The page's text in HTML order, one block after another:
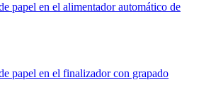
papel en el alimentador automático de
papel en el finalizador con grapado